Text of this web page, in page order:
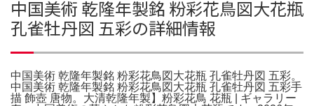
中国美術 乾隆年製銘 粉彩花鳥図大花瓶
孔雀牡丹図 五彩の詳細情報
中国美術 乾隆年製銘 粉彩花鳥図大花瓶 孔雀牡丹図 五彩。
中国美術 乾隆年製銘 粉彩花鳥図大花瓶 孔雀牡丹図 五彩手
描 飾壺 唐物。大清乾隆年製】粉彩花鳥 花瓶 | ギャラリー